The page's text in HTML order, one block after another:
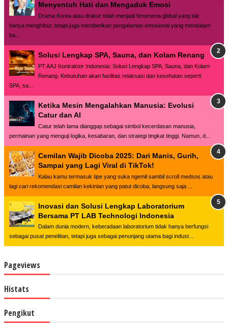
Menyentuh Hati dan Mengaduk Emosi
Drama Korea atau drakor telah menjadi fenomena global yang tak
hanya menghibur, tetapi juga memberikan pengalaman emosional yang mendalam
ba...
Solusi Lengkap SPA, Sauna, dan Kolam Renang
PT AAJ Kontraktor Indonesia: Solusi Lengkap SPA, Sauna, dan Kolam
Renang. Kebutuhan akan fasilitas relaksasi dan kesehatan seperti
SPA, sa...
Ketika Mesin Mengalahkan Manusia: Evolusi
Catur dan AI
Catur telah lama dianggap sebagai simbol kecerdasan manusia,
permainan yang menguji logika, kesabaran, dan strategi tingkat tinggi. Namun, d...
Cemilan Wajib Dicoba 2025: Dari Manis, Gurih,
Sampai yang Lagi Viral di TikTok!
Kalau kamu termasuk tipe yang suka ngemil sambil scroll medsos atau
lagi cari rekomendasi camilan kekinian yang patut dicoba, langsung saja ...
Inovasi dan Solusi Lengkap Laboratorium
Bersama PT LAB Technologi Indonesia
Dalam dunia modern, keberadaan laboratorium tidak hanya berfungsi
sebagai pusat penelitian, tetapi juga sebagai penunjang utama bagi indust...
Pageviews
Histats
Pengikut